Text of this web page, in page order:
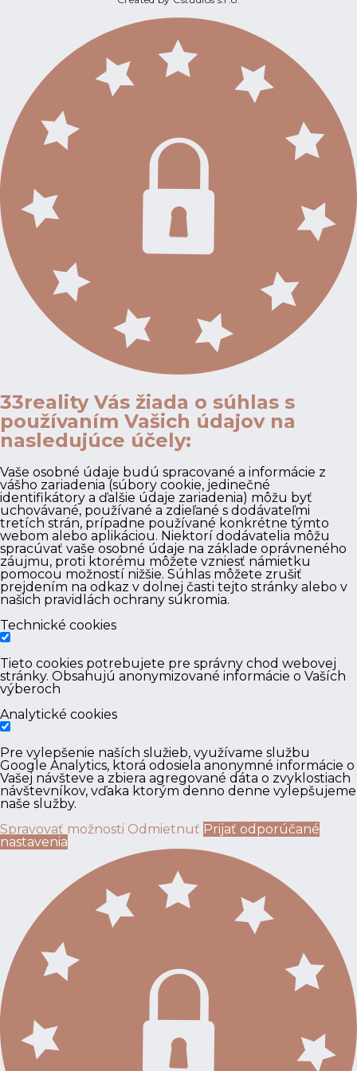
Cena uvedená na internetovej stránke je
konečna cena vrátane právneho a realitného
servisu. Prostredníctvom nášho hypotekárneho
partnera Vám zabezpečíme bezplatné
poradenstvo a pomoc pri financovaní kúpy
formou hypotekárneho úveru.
V prípade záujmu ma prosím neváhajte
kontaktovať, rada Vám poskytnem bližšie
osobnú obhliadku!
Maklér:
Mgr. Skarleta Mogonyová
+421944106208
33reality Vás žiada o súhlas s
používaním Vašich údajov na
nasledujúce účely:
Vaše osobné údaje budú spracované a informácie z
vášho zariadenia (súbory cookie, jedinečné
identifikátory a ďalšie údaje zariadenia) môžu byť
uchovávané, používané a zdieľané s dodávateľmi
tretích strán, prípadne používané konkrétne týmto
webom alebo aplikáciou. Niektorí dodávatelia môžu
spracúvať vaše osobné údaje na základe oprávneného
záujmu, proti ktorému môžete vzniesť námietku
pomocou možností nižšie. Súhlas môžete zrušiť
prejdením na odkaz v dolnej časti tejto stránky alebo v
našich pravidlách ochrany súkromia.
Technické cookies
Tieto cookies potrebujete pre správny chod webovej
stránky. Obsahujú anonymizované informácie o Vaších
výberoch
Analytické cookies
Pre vylepšenie naších služieb, využívame službu
Google Analytics, ktorá odosiela anonymné informácie o
Vašej návšteve a zbiera agregované dáta o zvyklostiach
návštevníkov, vďaka ktorým denno denne vylepšujeme
naše služby.
Spravovať možnosti Odmietnuť Prijať odporúčané
nastavenia